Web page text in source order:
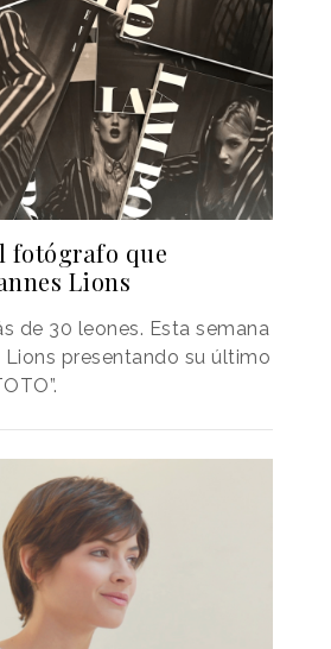
fotógrafo que
Lions
de 30 leones. Esta semana
Lions presentando su último